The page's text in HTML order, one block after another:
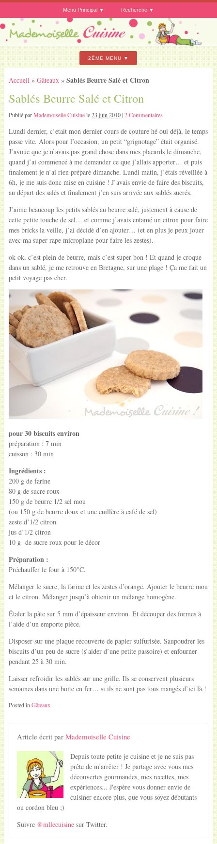
Menu Principal Recherche
2ÈME MENU
Accueil » Gâteaux » Sablés Beurre Salé et Citron
Sablés Beurre Salé et Citron
Publié parMademoiselle Cuisinele23 juin 2010|2 Commentaires
Lundi dernier, c’etait mon dernier cours de couture hé oui déjà, le temps
passe vite. Alors pour l’occasion, un petit “grignotage” était organisé.
J’avoue que je n’avais pas grand chose dans mes placards le dimanche,
quand j’ai commencé à me demander ce que j’allais apporter… et puis
finalement je n’ai rien préparé dimanche. Lundi matin, j’étais réveillée à
6h, je me suis donc mise en cuisine ! J’avais envie de faire des biscuits,
au départ des salés et finalement j’en suis arrivée aux sablés sucrés.
J’aime beaucoup les petits sablés au beurre salé, justement à cause de
cette petite touche de sel… et comme j’avais entamé un citron pour faire
mes bricks la veille, j’ai décidé d’en ajouter… (et en plus je peux jouer
avec ma super rape microplane pour faire les zestes).
ok ok, c’est plein de beurre, mais c’est super bon ! Et quand je croque
dans un sablé, je me retrouve en Bretagne, sur une plage ! Ça me fait un
petit voyage pas cher.
pour 30 biscuits environ
préparation : 7 min
cuisson : 30 min
Ingrédients :
200 g de farine
80 g de sucre roux
150 g de beurre 1/2 sel mou
(ou 150 g de beurre doux et une cuillère à café de sel)
zeste d’1/2 citron
jus d’1/2 citron
10 g de sucre roux pour le décor
Préparation :
Préchauffer le four à 150°C.
Mélanger le sucre, la farine et les zestes d’orange. Ajouter le beurre mou
et le citron. Mélanger jusqu’à obtenir un mélange homogène.
Étaler la pâte sur 5 mm d’épaisseur environ. Et découper des formes à
l’aide d’un emporte pièce.
Disposer sur une plaque recouverte de papier sulfurisée. Saupoudrer les
biscuits d’un peu de sucre (s’aider d’une petite passoire) et enfourner
pendant 25 à 30 min.
Laisser refroidir les sablés sur une grille. Ils se conservent plusieurs
semaines dans une boite en fer… si ils ne sont pas tous mangés d’ici là !
Posted inGâteaux
Article écrit parMademoiselle Cuisine
Depuis toute petite je cuisine et je ne suis pas
prête de m'arrêter ! Je partage avec vous mes
découvertes gourmandes, mes recettes, mes
expériences... J'espère vous donner envie de
cuisiner encore plus, que vous soyez débutants
ou cordon bleu ;)
Suivre @mllecuisine sur Twitter.